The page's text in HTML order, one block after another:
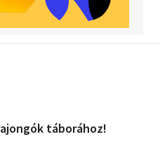
táborához!